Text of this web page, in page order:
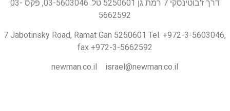
דרך ז'בוטינסקי 7 רמת גן 5250601 טל. 03-5603046, פקס 03-
5662592
7 Jabotinsky Road, Ramat Gan 5250601 Tel. +972-3-5603046,
fax +972-3-5662592
newman.co.il israel@newman.co.il